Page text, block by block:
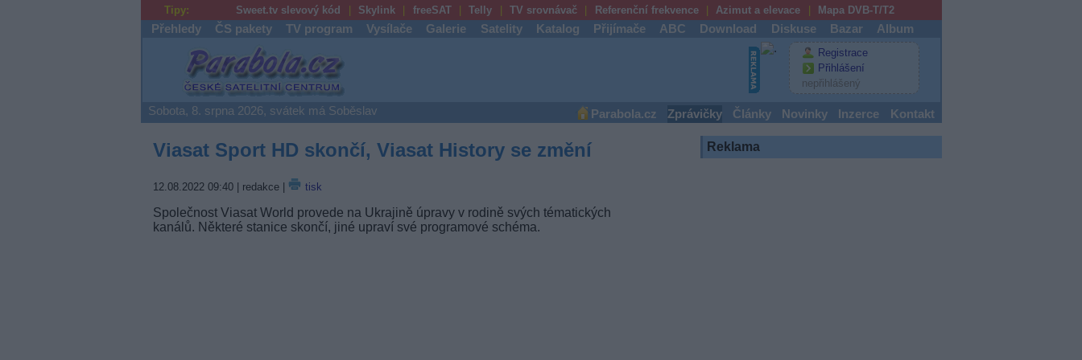
Tipy: Sweet.tv slevový kód Skylink freeSAT Telly TV srovnávač Referenční frekvence Azimut a elevace Mapa DVB-T/T2
Přehledy ČS pakety TV program Vysílače Galerie Satelity Katalog Přijímače ABC Download Diskuse Bazar Album
Parabola.cz
Registrace
Přihlášení
nepřihlášený
Sobota, 8. srpna 2026, svátek má Soběslav Parabola.cz Zprávičky Články Novinky Inzerce Kontakt
Viasat Sport HD skončí, Viasat History se změní
12.08.2022 09:40| redakce | tisk
Společnost Viasat World provede na Ukrajině úpravy v rodině svých tématických
kanálů. Některé stanice skončí, jiné upraví své programové schéma.
Reklama